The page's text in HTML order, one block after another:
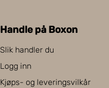
Handle på Boxon
Slik handler du
Logg inn
Kjøps- og leveringsvilkår